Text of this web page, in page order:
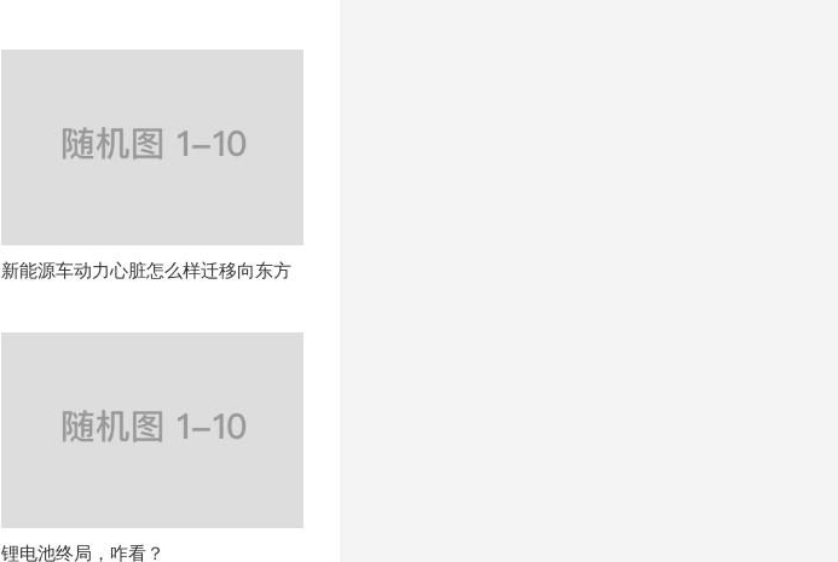
新能源车动力心脏怎么样迁移向东方
锂电池终局，咋看？